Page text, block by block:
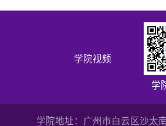
学院视频
学
学院地址：广州市白云区沙太